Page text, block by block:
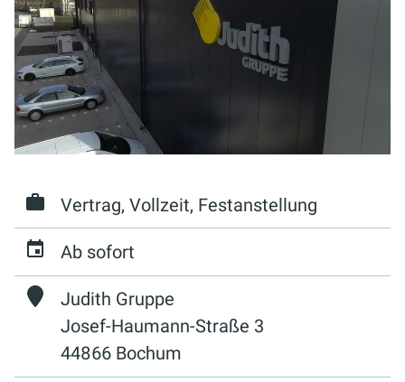
Vertrag, Vollzeit, Festanstellung
Ab sofort
Judith Gruppe
Josef-Haumann-Straße 3
44866 Bochum